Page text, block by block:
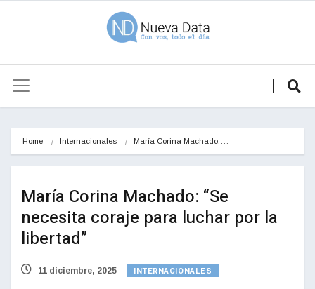
Home Internacionales María Corina Machado:…
María Corina Machado: “Se
necesita coraje para luchar por la
libertad”
11 diciembre, 2025 INTERNACIONALES